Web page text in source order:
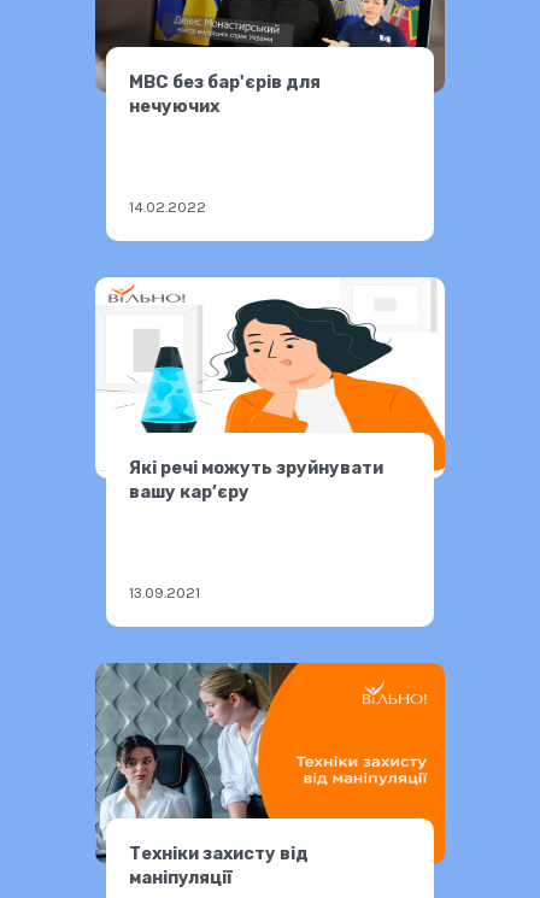
МВС без бар'єрів для
нечуючих
14.02.2022
Які речі можуть зруйнувати
вашу кар’єру
13.09.2021
Техніки захисту від
маніпуляції